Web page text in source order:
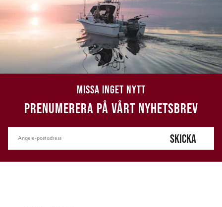
MISSA INGET NYTT
PRENUMERERA PÅ VÅRT NYHETSBREV
SKICKA